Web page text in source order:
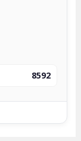
8592